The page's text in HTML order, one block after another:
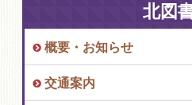
北図
概要・お知らせ
交通案内